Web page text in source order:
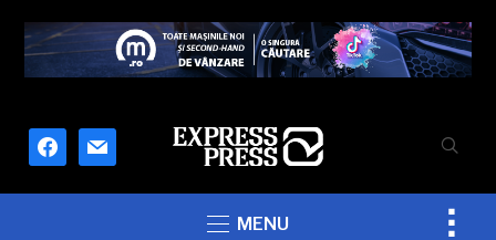
facebook
mail
MENU